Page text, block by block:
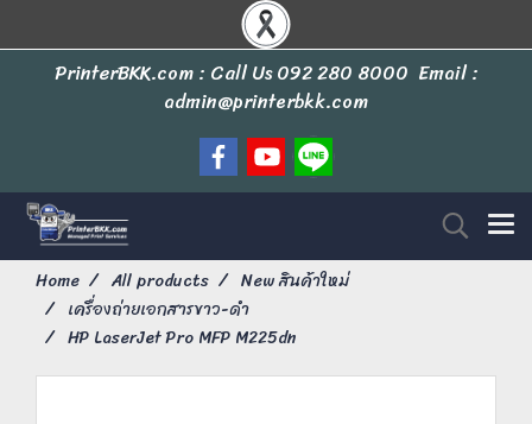
PrinterBKK.com : Call Us092 280 8000 Email :
admin@printerbkk.com
Home All products
New สินค้าใหม่
เครื่องถ่ายเอกสารขาว-ดำ
HP LaserJet Pro MFP M225dn